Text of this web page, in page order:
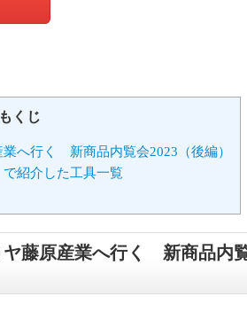
もくじ
へ行く 新商品内覧会2023（後編）
紹介した工具一覧
ヤ藤原産業へ行く 新商品内